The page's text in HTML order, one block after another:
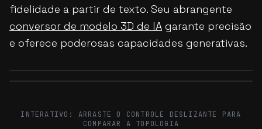
fidelidade a partir de texto. Seu abrangente
conversor de modelo 3D de IA garante precisão
e oferece poderosas capacidades generativas.
INTERATIVO: ARRASTE O CONTROLE DESLIZANTE PARA
COMPARAR A TOPOLOGIA